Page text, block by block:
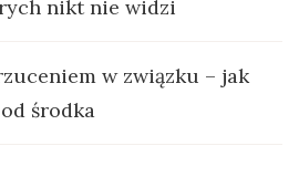
nikt nie widzi
w związku – jak
środka